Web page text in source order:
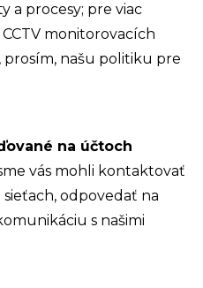
a procesy; pre viac
monitorovacích
prosím, našu politiku pre
na účtoch
vás mohli kontaktovať
odpovedať na
s našimi